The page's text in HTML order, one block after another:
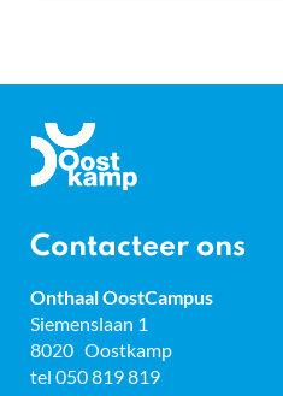
Gemeente
Oostkamp
Contacteer ons
Onthaal OostCampus
Adres
Siemenslaan 1
8020 Oostkamp
tel 050 819 819